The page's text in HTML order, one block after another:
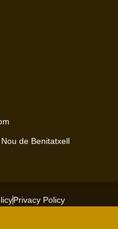
de Benitatxell
Privacy Policy